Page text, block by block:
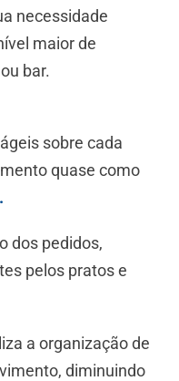
necessidade
maior de
bar.
sobre cada
quase como
dos pedidos,
pelos pratos e
a organização de
diminuindo